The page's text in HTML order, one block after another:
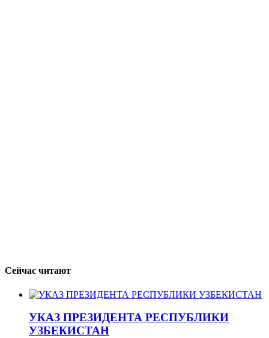
Сейчас читают
УКАЗ ПРЕЗИДЕНТА РЕСПУБЛИКИ
УЗБЕКИСТАН